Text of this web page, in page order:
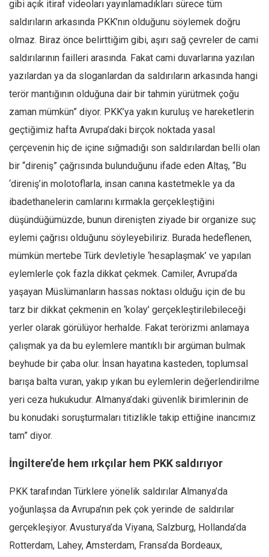
gibi açık itiraf videoları yayınlamadıkları sürece tüm
saldırıların arkasında PKK’nın olduğunu söylemek doğru
olmaz. Biraz önce belirttiğim gibi, aşırı sağ çevreler de cami
saldırılarının failleri arasında. Fakat cami duvarlarına yazılan
yazılardan ya da sloganlardan da saldırıların arkasında hangi
terör mantığının olduğuna dair bir tahmin yürütmek çoğu
zaman mümkün” diyor. PKK’ya yakın kuruluş ve hareketlerin
geçtiğimiz hafta Avrupa’daki birçok noktada yasal
çerçevenin hiç de içine sığmadığı son saldırılardan belli olan
bir “direniş” çağrısında bulunduğunu ifade eden Altaş, “Bu
‘direniş’in molotoflarla, insan canına kastetmekle ya da
ibadethanelerin camlarını kırmakla gerçekleştiğini
düşündüğümüzde, bunun direnişten ziyade bir organize suç
eylemi çağrısı olduğunu söyleyebiliriz. Burada hedeflenen,
mümkün mertebe Türk devletiyle ‘hesaplaşmak’ ve yapılan
eylemlerle çok fazla dikkat çekmek. Camiler, Avrupa’da
yaşayan Müslümanların hassas noktası olduğu için de bu
tarz bir dikkat çekmenin en ‘kolay’ gerçekleştirilebileceği
yerler olarak görülüyor herhalde. Fakat terörizmi anlamaya
çalışmak ya da bu eylemlere mantıklı bir argüman bulmak
beyhude bir çaba olur. İnsan hayatına kasteden, toplumsal
barışa balta vuran, yakıp yıkan bu eylemlerin değerlendirilme
yeri ceza hukukudur. Almanya’daki güvenlik birimlerinin de
bu konudaki soruşturmaları titizlikle takip ettiğine inancımız
tam” diyor.
İngiltere’de hem ırkçılar hem PKK saldırıyor
PKK tarafından Türklere yönelik saldırılar Almanya’da
yoğunlaşsa da Avrupa’nın pek çok yerinde de saldırılar
gerçekleşiyor. Avusturya’da Viyana, Salzburg, Hollanda’da
Rotterdam, Lahey, Amsterdam, Fransa’da Bordeaux,